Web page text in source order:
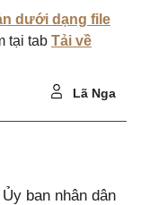
dưới dạng file
tại tab Tải về
Lã Nga
ban nhân dân